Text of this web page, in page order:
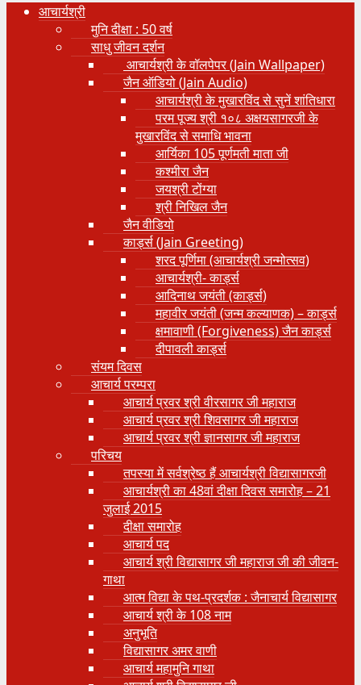
आचार्यश्री
मुनि दीक्षा : 50 वर्ष
साधु जीवन दर्शन
आचार्यश्री के वॉलपेपर (Jain Wallpaper)
जैन ऑडियो (Jain Audio)
आचार्यश्री के मुखारविंद से सुनें शांतिधारा
परम पूज्य श्री १०८ अक्षयसागरजी के
मुखारविंद से समाधि भावना
आर्यिका 105 पूर्णमती माता जी
कश्मीरा जैन
जयश्री टोंग्या
श्री निखिल जैन
जैन वीडियो
कार्ड्स (Jain Greeting)
शरद पूर्णिमा (आचार्यश्री जन्मोत्सव)
आचार्यश्री- कार्ड्स
आदिनाथ जयंती (कार्ड्स)
महावीर जयंती (जन्म कल्याणक) – कार्ड्स
क्षमावाणी (Forgiveness) जैन कार्ड्स
दीपावली कार्ड्स
संयम दिवस
आचार्य परम्परा
आचार्य प्रवर श्री वीरसागर जी महाराज
आचार्य प्रवर श्री शिवसागर जी महाराज
आचार्य प्रवर श्री ज्ञानसागर जी महाराज
परिचय
तपस्या में सर्वश्रेष्ठ हैं आचार्यश्री विद्यासागरजी
आचार्यश्री का 48वां दीक्षा दिवस समारोह – 21
जुलाई 2015
दीक्षा समारोह
आचार्य पद
आचार्य श्री विद्यासागर जी महाराज जी की जीवन-
गाथा
आत्म विद्या के पथ-प्रदर्शक : जैनाचार्य विद्यासागर
आचार्य श्री के 108 नाम
अनुभूति
विद्यासागर अमर वाणी
आचार्य महामुनि गाथा